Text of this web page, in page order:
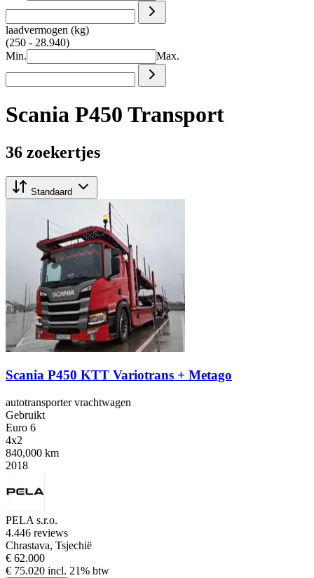
laadvermogen (kg)
(250 - 28.940)
Min.
Max.
Scania P450 Transport
36 zoekertjes
Standaard
Scania P450 KTT Variotrans + Metago
autotransporter vrachtwagen
Gebruikt
Euro 6
4x2
840,000 km
2018
PELA s.r.o.
4.446 reviews
Chrastava, Tsjechië
€ 62.000
€ 75.020 incl. 21% btw